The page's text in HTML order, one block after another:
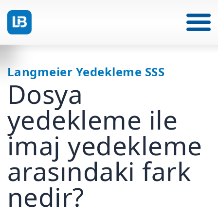
Langmeier Yedekleme SSS
Dosya
yedekleme ile
imaj yedekleme
arasındaki fark
nedir?